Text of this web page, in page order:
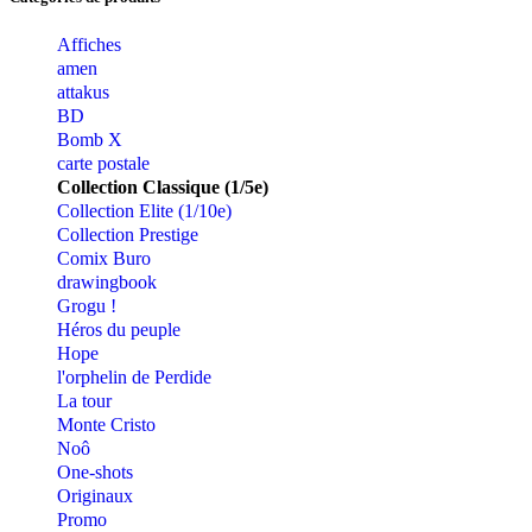
Affiches
amen
attakus
BD
Bomb X
carte postale
Collection Classique (1/5e)
Collection Elite (1/10e)
Collection Prestige
Comix Buro
drawingbook
Grogu !
Héros du peuple
Hope
l'orphelin de Perdide
La tour
Monte Cristo
Noô
One-shots
Originaux
Promo